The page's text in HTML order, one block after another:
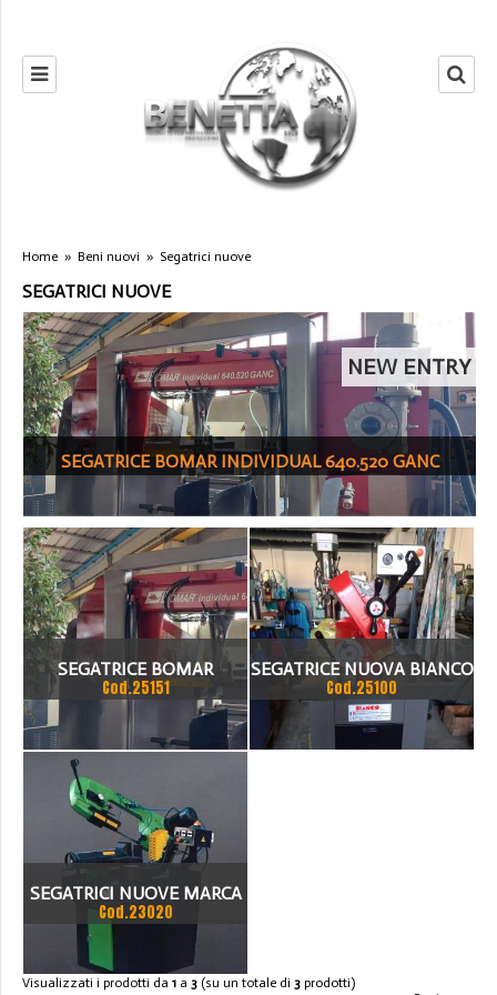
Home » Beni nuovi » Segatrici nuove
SEGATRICI NUOVE
NEW ENTRY
SEGATRICE BOMAR INDIVIDUAL 640.520 GANC
_COD.25151>
SEGATRICE BOMAR
INDIVIDUAL 640.520 GANC
Cod.25151
SEGATRICE NUOVA BIANCO
280
Cod.25100
SEGATRICI NUOVE MARCA
DIABOLIKA
Cod.23020
Visualizzati i prodotti da 1 a 3 (su un totale di 3 prodotti)